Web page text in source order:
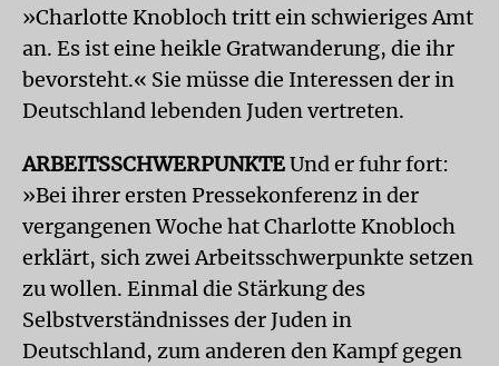
»Charlotte Knob­loch tritt ein schwieriges Amt
an. Es ist eine heikle Gratwanderung, die ihr
bevorsteht.« Sie müsse die Interessen der in
Deutschland lebenden Juden vertreten.
ARBEITSSCHWERPUNKTEUnd er fuhr fort:
»Bei ihrer ersten Pressekonferenz in der
vergangenen Woche hat Charlotte Knobloch
erklärt, sich zwei Arbeitsschwerpunkte setzen
zu wollen. Einmal die Stärkung des
Selbstverständnisses der Juden in
Deutschland, zum anderen den Kampf gegen